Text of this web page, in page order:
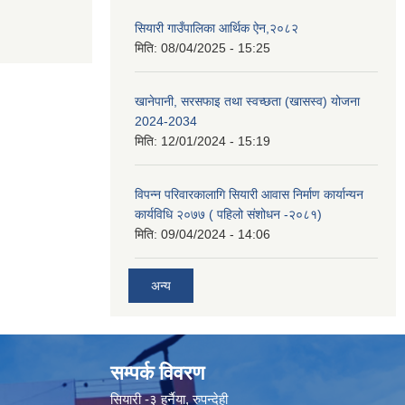
सियारी गाउँपालिका आर्थिक ऐन,२०८२
मिति: 08/04/2025 - 15:25
खानेपानी, सरसफाइ तथा स्वच्छता (खासस्व) योजना
2024-2034
मिति: 12/01/2024 - 15:19
विपन्न परिवारकालागि सियारी आवास निर्माण कार्यान्यन
कार्यविधि २०७७ ( पहिलो संशोधन -२०८१)
मिति: 09/04/2024 - 14:06
अन्य
सम्पर्क विवरण
सियारी -३ हर्नैया, रुपन्देही